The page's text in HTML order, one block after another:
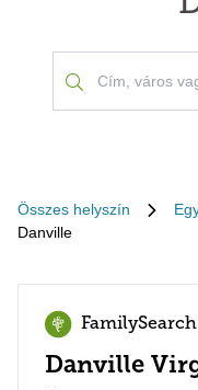
Összes helyszín
Danville
Danville